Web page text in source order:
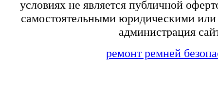
условиях не является публичной
самостоятельными юридическими
администрация
ремонт ремней